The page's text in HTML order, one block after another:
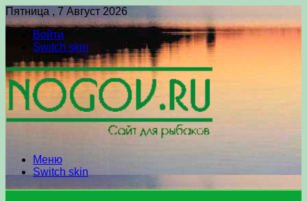
Пятница , 7 Август 2026
Войти
Switch skin
Меню
Switch skin